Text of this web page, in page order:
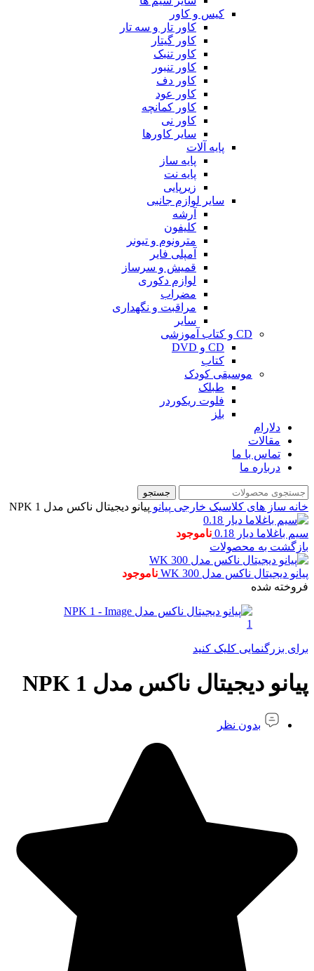
کیس و کاور
کاور تار و سه تار
کاور گیتار
کاور تنبک
کاور تنبور
کاور دف
کاور عود
کاور کمانچه
کاور نی
سایر کاورها
پایه آلات
پایه ساز
پایه نت
زیرپایی
سایر لوازم جانبی
آرشه
کلیفون
مترونوم و تیونر
آمپلی فایر
قمیش و سرساز
لوازم دکوری
مضراب
مراقبت و نگهداری
سایر
CD و کتاب آموزشی
CD و DVD
کتاب
موسیقی کودک
طبلک
فلوت ریکوردر
بلز
دلارام
مقالات
تماس با ما
درباره ما
جستجو
خانه ساز های کلاسیک خارجی پیانو پیانو دیجیتال ناکس مدل NPK 1
سیم باغلاما دیار 0.18
ناموجود
بازگشت به محصولات
پیانو دیجیتال ناکس مدل WK 300
ناموجود
فروخته شده
برای بزرگنمایی کلیک کنید
پیانو دیجیتال ناکس مدل NPK 1
بدون نظر